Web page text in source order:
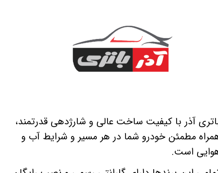
آذر با کیفیت ساخت عالی و شارژدهی قدرتمند،
مطمئن خودرو شما در هر مسیر و شرایط آب و
است.